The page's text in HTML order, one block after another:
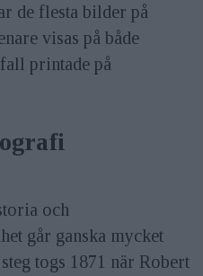
de flesta bilder på
visas på både
printade på
och
går ganska mycket
togs 1871 när Robert